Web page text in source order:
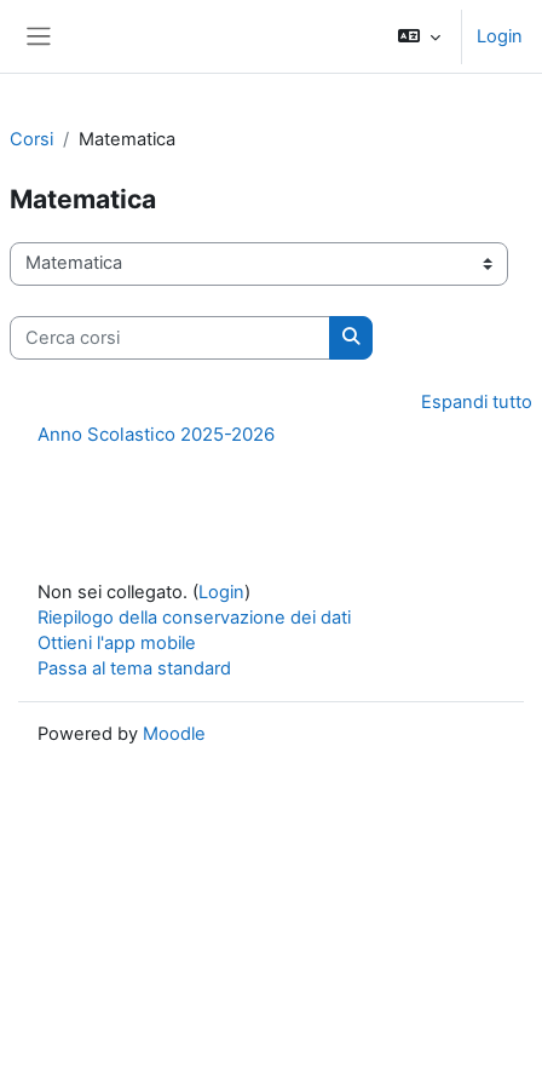
Login
Corsi Matematica
Matematica
Categorie di corso
Cerca corsi
Cerca corsi
Espandi tutto
Anno Scolastico 2025-2026
Non sei collegato. (Login)
Riepilogo della conservazione dei dati
Ottieni l'app mobile
Passa al tema standard
Powered by Moodle